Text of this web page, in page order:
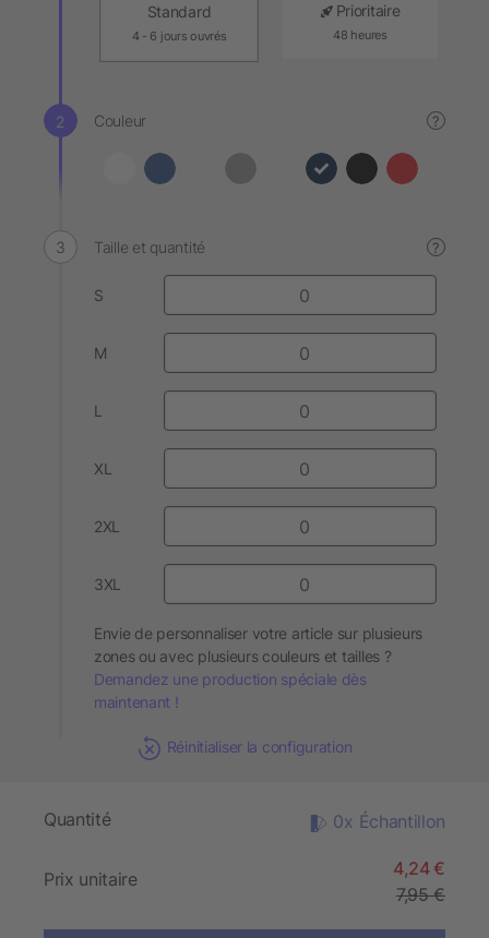
Standard
4 - 6 jours ouvrés
Prioritaire
48 heures
Couleur ?
Taille et quantité ?
S
M
L
XL
2XL
3XL
Envie de personnaliser votre article sur plusieurs
zones ou avec plusieurs couleurs et tailles ?
Demandez une production spéciale dès
maintenant !
Réinitialiser la configuration
Quantité 0x Échantillon
Prix unitaire
4,24 €
7,95 €